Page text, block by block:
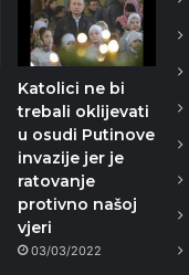
Katolici ne bi
trebali oklijevati
u osudi Putinove
invazije jer je
ratovanje
protivno našoj
vjeri
03/03/2022